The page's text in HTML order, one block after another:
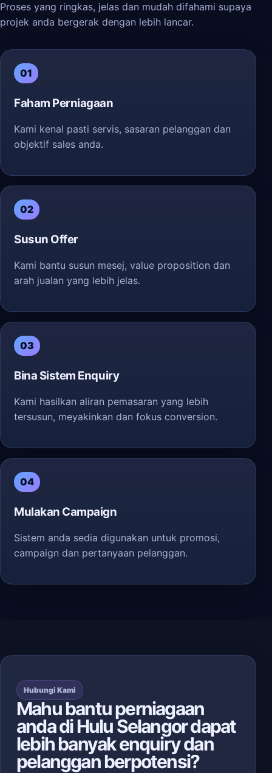
Proses yang ringkas, jelas dan mudah difahami supaya
projek anda bergerak dengan lebih lancar.
01
Faham Perniagaan
Kami kenal pasti servis, sasaran pelanggan dan
objektif sales anda.
02
Susun Offer
Kami bantu susun mesej, value proposition dan
arah jualan yang lebih jelas.
03
Bina Sistem Enquiry
Kami hasilkan aliran pemasaran yang lebih
tersusun, meyakinkan dan fokus conversion.
04
Mulakan Campaign
Sistem anda sedia digunakan untuk promosi,
campaign dan pertanyaan pelanggan.
Hubungi Kami
Mahu bantu perniagaan
anda di Hulu Selangor dapat
lebih banyak enquiry dan
pelanggan berpotensi?